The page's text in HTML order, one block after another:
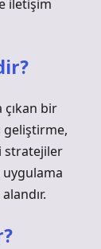
iletişim
bir
stratejiler